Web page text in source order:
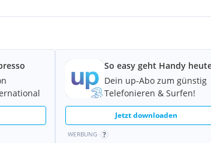
So easy geht Handy
Dein up-Abo zum günstig
Telefonieren & Surfen!
Jetzt downloaden
WERBUNG